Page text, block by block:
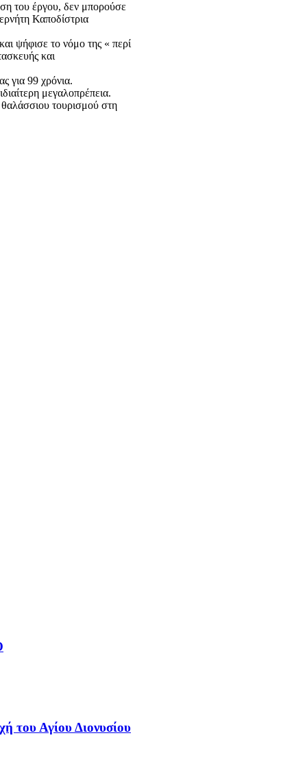
του έργου, δεν μπορούσε
Καποδίστρια
ψήφισε το νόμο της « περί
και
για 99 χρόνια.
μεγαλοπρέπεια.
τουρισμού στη
του Αγίου Διονυσίου